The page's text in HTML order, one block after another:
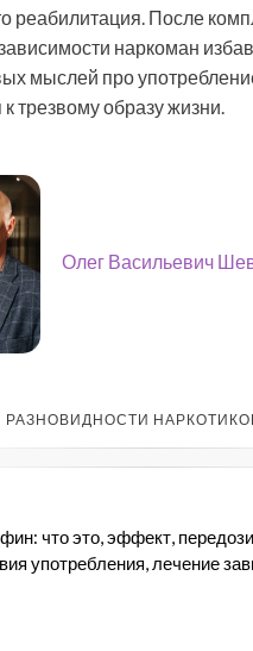
реабилитация. После
наркоман
мыслей про
к трезвому образу жизни.
Олег Васильевич
РАЗНОВИДНОСТИ
что это, эффект,
употребления, лечение